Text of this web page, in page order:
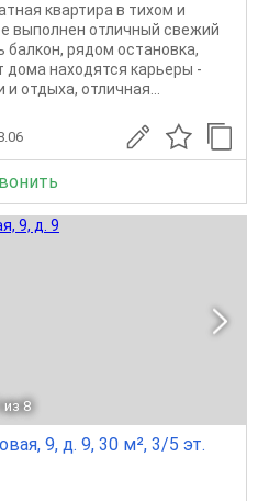
квартира в тихом и
выполнен отличный свежий
рядом остановка,
дома находятся карьеры -
отдыха, отличная...
из 8
9, д. 9, 30 м², 3/5 эт.